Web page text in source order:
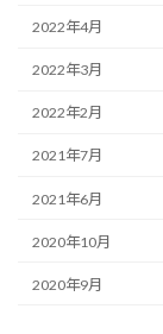
2022年4月
2022年3月
2022年2月
2021年7月
2021年6月
2020年10月
2020年9月